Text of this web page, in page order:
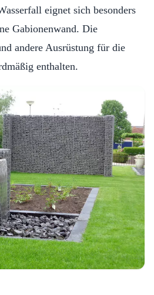
eignet sich besonders
Gabionenwand. Die
andere Ausrüstung für die
enthalten.